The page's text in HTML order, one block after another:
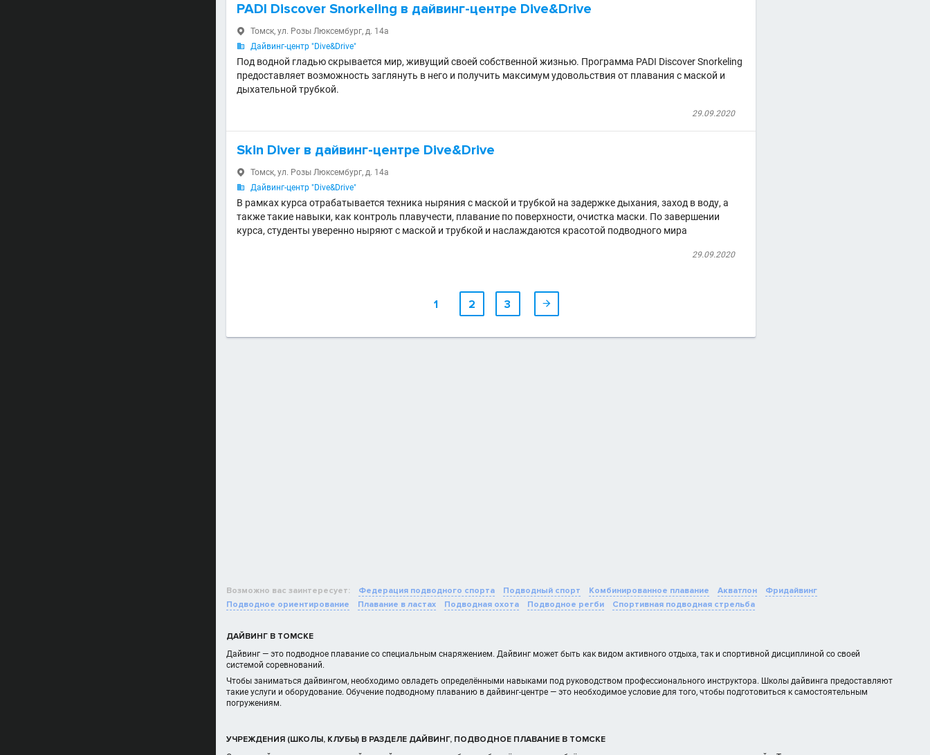
PADI Discover Snorkeling в дайвинг-центре Dive&Drive
 Томск, ул. Розы Люксембург, д. 14а
 Дайвинг-центр "Dive&Drive"
Под водной гладью скрывается мир, живущий своей собственной жизнью. Программа PADI Discover Snorkeling
предоставляет возможность заглянуть в него и получить максимум удовольствия от плавания с маской и
дыхательной трубкой.
29.09.2020
Skin Diver в дайвинг-центре Dive&Drive
 Томск, ул. Розы Люксембург, д. 14а
 Дайвинг-центр "Dive&Drive"
В рамках курса отрабатывается техника ныряния с маской и трубкой на задержке дыхания, заход в воду, а
также такие навыки, как контроль плавучести, плавание по поверхности, очистка маски. По завершении
курса, студенты уверенно ныряют с маской и трубкой и наслаждаются красотой подводного мира
29.09.2020
1 2 3 
Возможно вас заинтересует: Федерация подводного спорта Подводный спорт Комбинированное плавание Акватлон
Фридайвинг
Подводное ориентирование
Плавание в ластах Подводная охота Подводное регби Спортивная подводная стрельба
ДАЙВИНГ В ТОМСКЕ
Дайвинг — это подводное плавание со специальным снаряжением. Дайвинг может быть как видом активного отдыха, так и спортивной дисциплиной со своей
системой соревнований.
Чтобы заниматься дайвингом, необходимо овладеть определёнными навыками под руководством профессионального инструктора. Школы дайвинга предоставляют
такие услуги и оборудование. Обучение подводному плаванию в дайвинг-центре — это необходимое условие для того, чтобы подготовиться к самостоятельным
погружениям.
УЧРЕЖДЕНИЯ (ШКОЛЫ, КЛУБЫ) В РАЗДЕЛЕ ДАЙВИНГ, ПОДВОДНОЕ ПЛАВАНИЕ В ТОМСКЕ